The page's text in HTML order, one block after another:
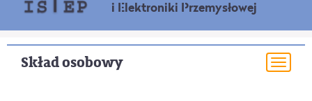
i Elektroniki Przemysłowej
Skład osobowy